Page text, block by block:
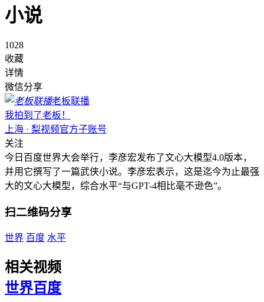
小说
1028
收藏
详情
微信分享
老板联播
我拍到了老板！
上海 · 梨视频官方子账号
关注
今日百度世界大会举行，李彦宏发布了文心大模型4.0版本，
并用它撰写了一篇武侠小说。李彦宏表示，这是迄今为止最强
大的文心大模型，综合水平“与GPT-4相比毫不逊色”。
扫二维码分享
世界 百度 水平
相关视频
世界百度